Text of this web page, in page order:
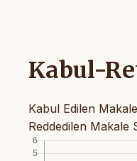
Kabul-
Kabul Edilen Makale
Reddedilen Makale